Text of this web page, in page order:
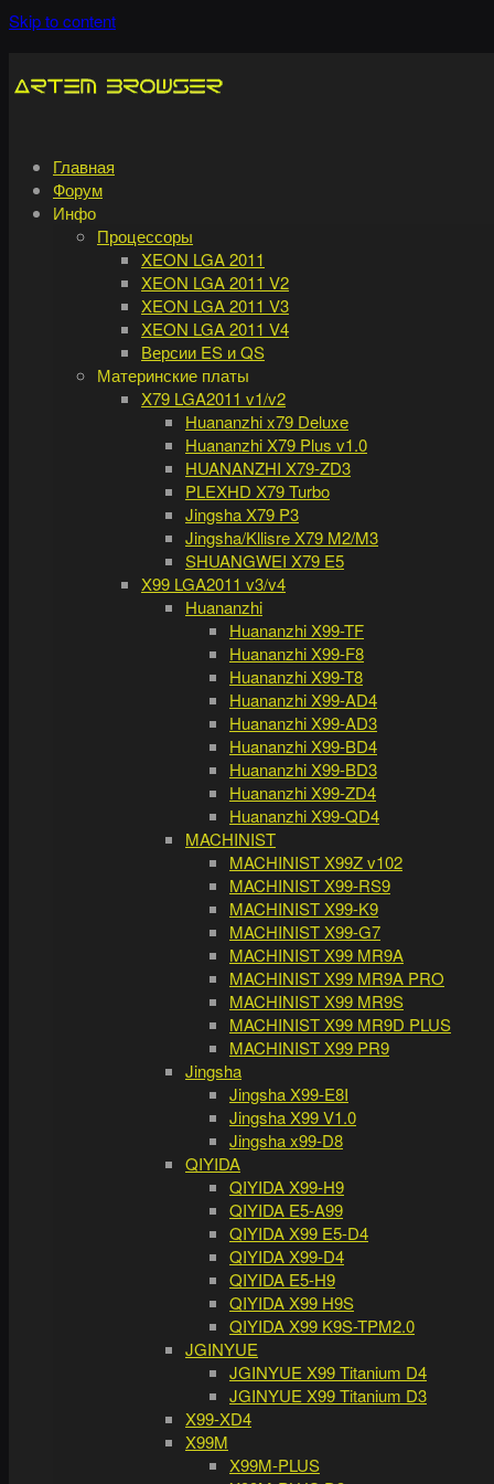
Skip to content
Главная
Форум
Инфо
Процессоры
XEON LGA 2011
XEON LGA 2011 V2
XEON LGA 2011 V3
XEON LGA 2011 V4
Версии ES и QS
Материнские платы
X79 LGA2011 v1/v2
Huananzhi x79 Deluxe
Huananzhi X79 Plus v1.0
HUANANZHI X79-ZD3
PLEXHD X79 Turbo
Jingsha X79 P3
Jingsha/Kllisre X79 M2/M3
SHUANGWEI X79 E5
X99 LGA2011 v3/v4
Huananzhi
Huananzhi X99-TF
Huananzhi X99-F8
Huananzhi X99-T8
Huananzhi X99-AD4
Huananzhi X99-AD3
Huananzhi X99-BD4
Huananzhi X99-BD3
Huananzhi X99-ZD4
Huananzhi X99-QD4
MACHINIST
MACHINIST X99Z v102
MACHINIST X99-RS9
MACHINIST X99-K9
MACHINIST X99-G7
MACHINIST X99 MR9A
MACHINIST X99 MR9A PRO
MACHINIST X99 MR9S
MACHINIST X99 MR9D PLUS
MACHINIST X99 PR9
Jingsha
Jingsha X99-E8I
Jingsha X99 V1.0
Jingsha x99-D8
QIYIDA
QIYIDA X99-H9
QIYIDA E5-A99
QIYIDA X99 E5-D4
QIYIDA X99-D4
QIYIDA E5-H9
QIYIDA X99 H9S
QIYIDA X99 K9S-TPM2.0
JGINYUE
JGINYUE X99 Titanium D4
JGINYUE X99 Titanium D3
X99-XD4
X99M
X99M-PLUS